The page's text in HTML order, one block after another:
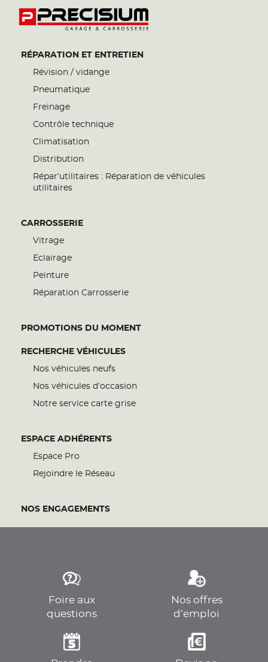
RÉPARATION ET ENTRETIEN
Révision / vidange
Pneumatique
Freinage
Contrôle technique
Climatisation
Distribution
Répar’utilitaires : Réparation de véhicules
utilitaires
CARROSSERIE
Vitrage
Eclairage
Peinture
Réparation Carrosserie
PROMOTIONS DU MOMENT
RECHERCHE VÉHICULES
Nos véhicules neufs
Nos véhicules d’occasion
Notre service carte grise
ESPACE ADHÉRENTS
Espace Pro
Rejoindre le Réseau
NOS ENGAGEMENTS
Foire aux
questions
Nos offres
d’emploi